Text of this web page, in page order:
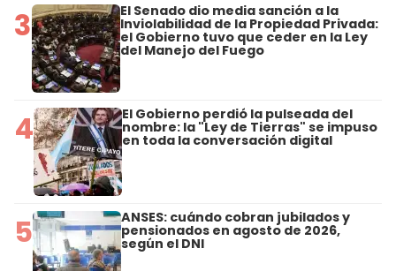
3 El Senado dio media sanción a la
Inviolabilidad de la Propiedad Privada:
el Gobierno tuvo que ceder en la Ley
del Manejo del Fuego
4 El Gobierno perdió la pulseada del
nombre: la "Ley de Tierras" se impuso
en toda la conversación digital
5 ANSES: cuándo cobran jubilados y
pensionados en agosto de 2026,
según el DNI